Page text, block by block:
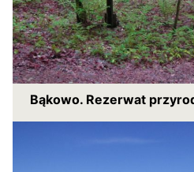
Bąkowo. Rezerwat